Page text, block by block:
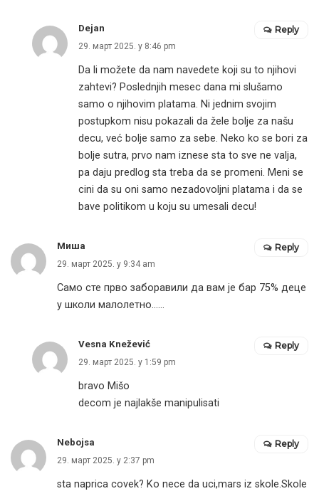
Dejan
29. март 2025. у 8:46 pm
Da li možete da nam navedete koji su to njihovi
zahtevi? Poslednjih mesec dana mi slušamo
samo o njihovim platama. Ni jednim svojim
postupkom nisu pokazali da žele bolje za našu
decu, već bolje samo za sebe. Neko ko se bori za
bolje sutra, prvo nam iznese sta to sve ne valja,
pa daju predlog sta treba da se promeni. Meni se
cini da su oni samo nezadovoljni platama i da se
bave politikom u koju su umesali decu!
Reply
Миша
29. март 2025. у 9:34 am
Само сте прво заборавили да вам је бар 75% деце
у школи малолетно……
Reply
Vesna Knežević
29. март 2025. у 1:59 pm
bravo Mišo
decom je najlakše manipulisati
Reply
Nebojsa
29. март 2025. у 2:37 pm
sta naprica covek? Ko nece da uci,mars iz skole.Skole
Reply